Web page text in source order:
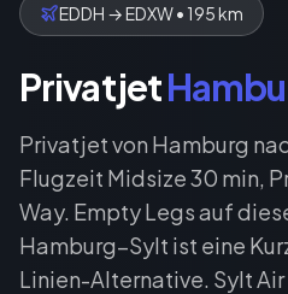
EDDH →EDXW• 195km
Privatjet
Privatjet von Hamburg
Flugzeit Midsize 30 min,
Way. Empty Legs auf
Hamburg–Sylt ist eine
Linien-Alternative. Sylt